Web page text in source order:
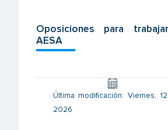
Oposiciones para
AESA
Última modificación: Viernes,
2026